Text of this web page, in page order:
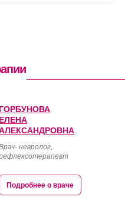
ГОРБУНОВА
ЕЛЕНА
невролог,
Подробнее о враче